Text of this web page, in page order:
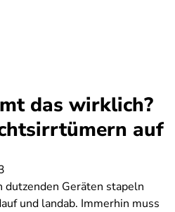
das wirklich?
auf
dutzenden Geräten stapeln
und landab. Immerhin muss